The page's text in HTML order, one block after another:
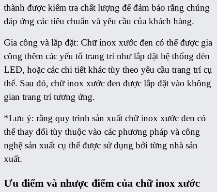
thành được kiểm tra chất lượng để đảm bảo rằng chúng
đáp ứng các tiêu chuẩn và yêu cầu của khách hàng.
Gia công và lắp đặt: Chữ inox xước đen có thể được gia
công thêm các yếu tố trang trí như lắp đặt hệ thống đèn
LED, hoặc các chi tiết khác tùy theo yêu cầu trang trí cụ
thể. Sau đó, chữ inox xước đen được lắp đặt vào không
gian trang trí tương ứng.
*Lưu ý: rằng quy trình sản xuất chữ inox xước đen có
thể thay đổi tùy thuộc vào các phương pháp và công
nghệ sản xuất cụ thể được sử dụng bởi từng nhà sản
xuất.
Ưu điểm và nhược điểm của chữ inox xước